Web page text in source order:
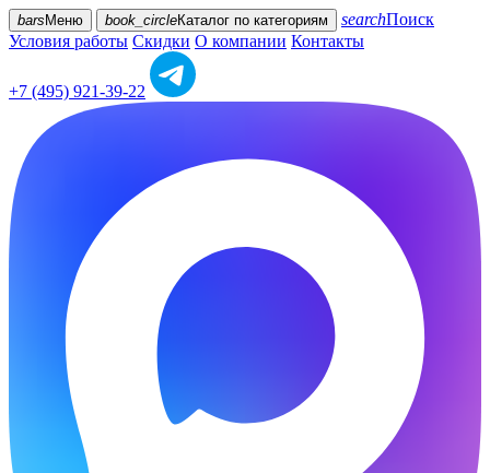
bars Меню book_circleКаталог по категориям searchПоиск
Условия работы Скидки О компании Контакты
+7 (495) 921-39-22